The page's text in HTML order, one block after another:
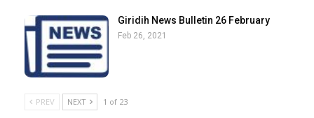
Giridih News Bulletin 26 February
Feb 26, 2021
PREV NEXT 1 of 23